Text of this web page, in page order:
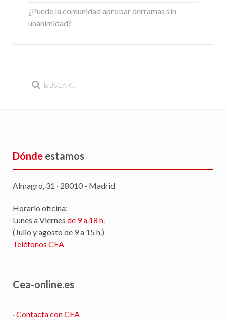
¿Puede la comunidad aprobar derramas sin
unanimidad?
Dónde estamos
Almagro, 31 · 28010 - Madrid
Horario oficina:
Lunes a Viernes de 9 a 18 h.
(Julio y agosto de 9 a 15 h.)
Teléfonos CEA
Cea-online.es
·Contacta con CEA